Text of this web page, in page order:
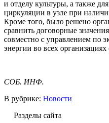
и отделу культуры, а также
циркуляции в узле при
Кроме того, было решено
сравнить договорные
совместно с управлением по
энергии во всех
СОБ. ИНФ.
В рубрике: Новости
Разделы сайта